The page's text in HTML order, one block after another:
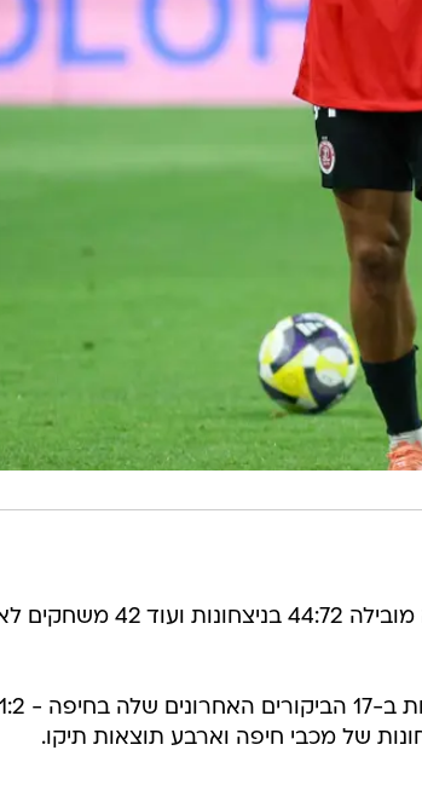
* 158 מפגשי ליגה היו בין הקבוצות, כשמכבי חיפה מובילה 44:72 בניצחונות ועוד 42
* הפועל תל אביב ניצחה את הירוקים רק פעם אחת ב-17 הביקורים האחרונים שלה בחיפה - 1:2